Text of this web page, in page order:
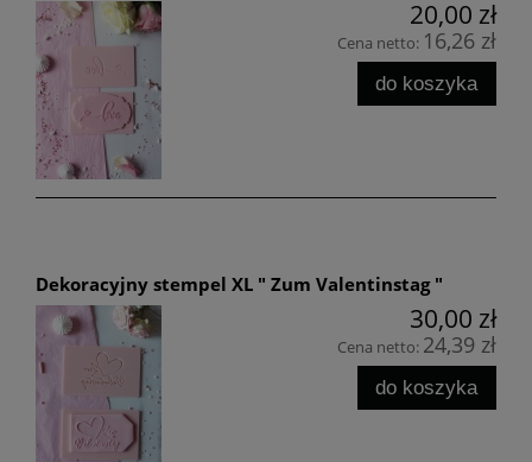
20,00 zł
Cena netto: 16,26 zł
do koszyka
Dekoracyjny stempel XL " Zum Valentinstag "
30,00 zł
Cena netto: 24,39 zł
do koszyka